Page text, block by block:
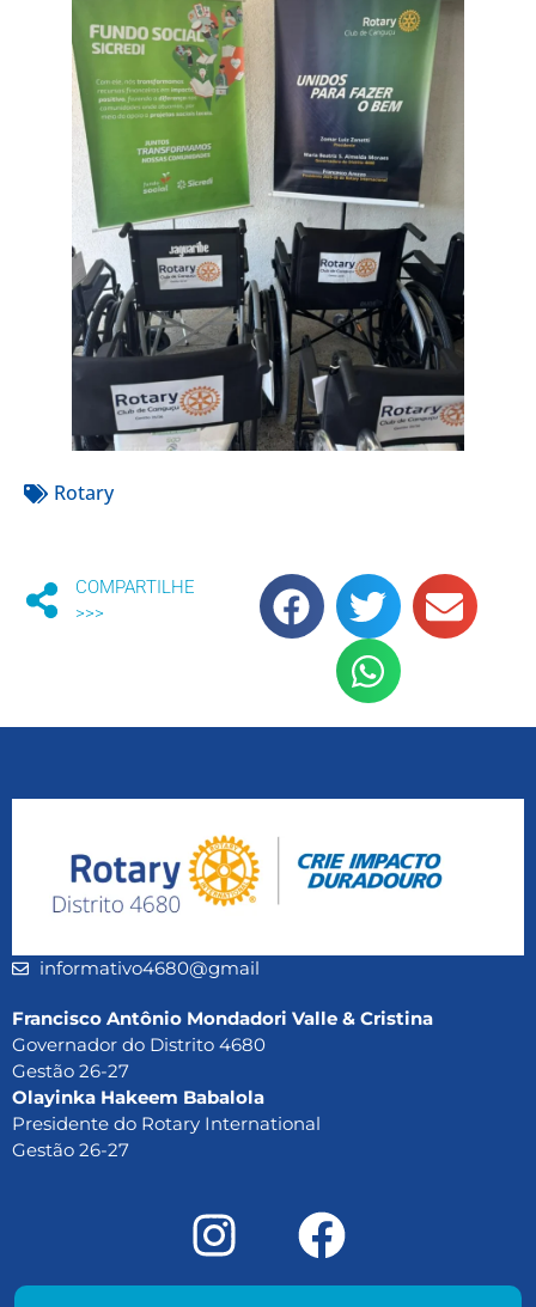
Rotary
COMPARTILHE
>>>
informativo4680@gmail
Francisco Antônio Mondadori Valle & Cristina
Governador do Distrito 4680
Gestão 26-27
Olayinka Hakeem Babalola
Presidente do Rotary International
Gestão 26-27